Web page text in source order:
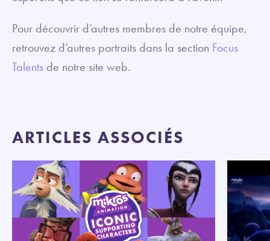
Pour découvrir d’autres membres de notre équipe,
retrouvez d’autres portraits dans la section Focus
Talents de notre site web.
ARTICLES ASSOCIÉS